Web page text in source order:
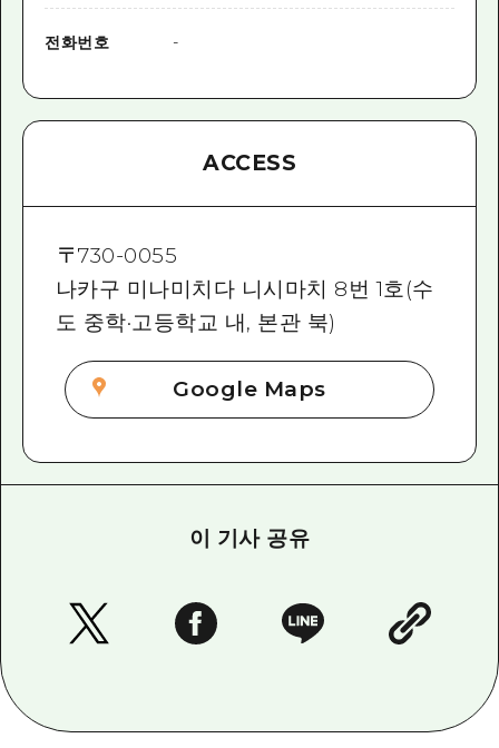
전화번호 -
ACCESS
〒730-0055
나카구 미나미치다 니시마치 8번 1호(수
도 중학·고등학교 내, 본관 북)
Google Maps
이 기사 공유